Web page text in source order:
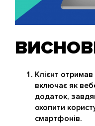
Клієнт
включає як
додаток,
охопити
смартфонів.